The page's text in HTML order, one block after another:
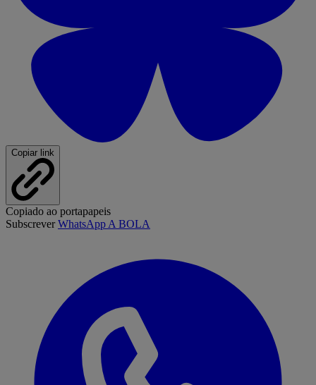
Copiar link
Copiado ao portapapeis
SubscreverWhatsApp A BOLA